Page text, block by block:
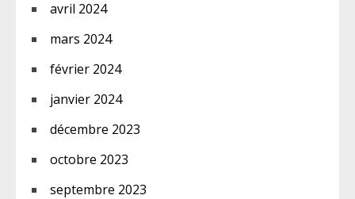
avril 2024
mars 2024
février 2024
janvier 2024
décembre 2023
octobre 2023
septembre 2023